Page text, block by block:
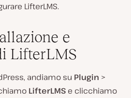
LifterLMS.
e
LifterLMS
andiamo su Plugin >
LifterLMS e clicchiamo